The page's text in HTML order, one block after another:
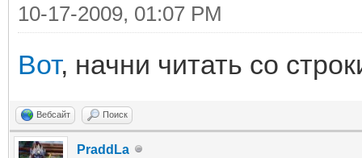
10-17-2009, 01:07 PM
Вот, начни читать со
Вебсайт Поиск
PraddLa